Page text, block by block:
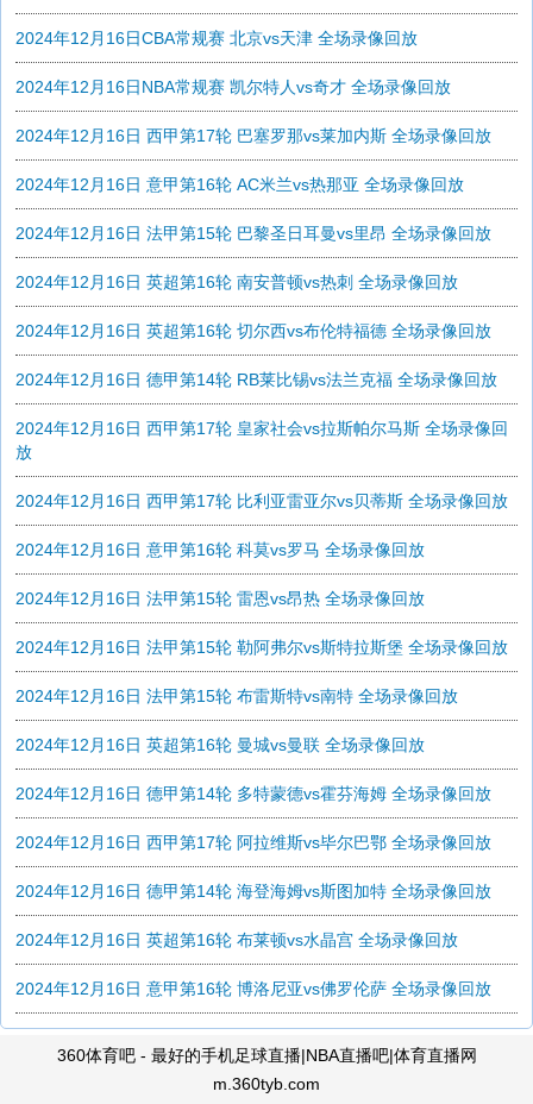
2024年12月16日CBA常规赛 北京vs天津 全场录像回放
2024年12月16日NBA常规赛 凯尔特人vs奇才 全场录像回放
2024年12月16日 西甲第17轮 巴塞罗那vs莱加内斯 全场录像回放
2024年12月16日 意甲第16轮 AC米兰vs热那亚 全场录像回放
2024年12月16日 法甲第15轮 巴黎圣日耳曼vs里昂 全场录像回放
2024年12月16日 英超第16轮 南安普顿vs热刺 全场录像回放
2024年12月16日 英超第16轮 切尔西vs布伦特福德 全场录像回放
2024年12月16日 德甲第14轮 RB莱比锡vs法兰克福 全场录像回放
2024年12月16日 西甲第17轮 皇家社会vs拉斯帕尔马斯 全场录像回
放
2024年12月16日 西甲第17轮 比利亚雷亚尔vs贝蒂斯 全场录像回放
2024年12月16日 意甲第16轮 科莫vs罗马 全场录像回放
2024年12月16日 法甲第15轮 雷恩vs昂热 全场录像回放
2024年12月16日 法甲第15轮 勒阿弗尔vs斯特拉斯堡 全场录像回放
2024年12月16日 法甲第15轮 布雷斯特vs南特 全场录像回放
2024年12月16日 英超第16轮 曼城vs曼联 全场录像回放
2024年12月16日 德甲第14轮 多特蒙德vs霍芬海姆 全场录像回放
2024年12月16日 西甲第17轮 阿拉维斯vs毕尔巴鄂 全场录像回放
2024年12月16日 德甲第14轮 海登海姆vs斯图加特 全场录像回放
2024年12月16日 英超第16轮 布莱顿vs水晶宫 全场录像回放
2024年12月16日 意甲第16轮 博洛尼亚vs佛罗伦萨 全场录像回放
360体育吧 - 最好的手机足球直播|NBA直播吧|体育直播网
m.360tyb.com